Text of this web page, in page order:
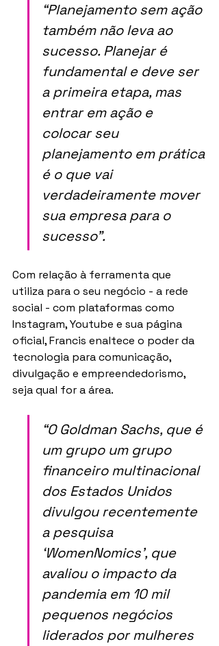
“Planejamento sem ação
também não leva ao
sucesso. Planejar é
fundamental e deve ser
a primeira etapa, mas
entrar em ação e
colocar seu
planejamento em prática
é o que vai
verdadeiramente mover
sua empresa para o
sucesso”.
Com relação à ferramenta que
utiliza para o seu negócio - a rede
social - com plataformas como
Instagram, Youtube e sua página
oficial, Francis enaltece o poder da
tecnologia para comunicação,
divulgação e empreendedorismo,
seja qual for a área.
“O Goldman Sachs, que é
um grupo um grupo
financeiro multinacional
dos Estados Unidos
divulgou recentemente
a pesquisa
‘WomenNomics’, que
avaliou o impacto da
pandemia em 10 mil
pequenos negócios
liderados por mulheres